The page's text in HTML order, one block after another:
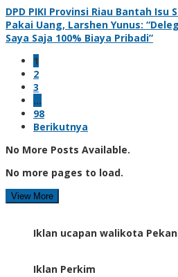
DPD PIKI Provinsi Riau Bantah Isu
Pakai Uang, Larshen Yunus:
Saya Saja 100% Biaya Pribadi”
1
2
3
…
98
Berikutnya
No More Posts Available.
No more pages to load.
View More
Iklan ucapan walikota
Iklan Perkim